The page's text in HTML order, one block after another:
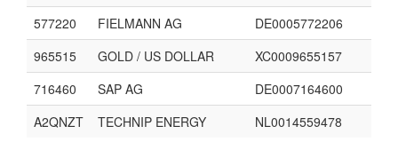
577220
FIELMANN AG
DE0005772206
965515
GOLD / US DOLLAR
XC0009655157
716460
SAP AG
DE0007164600
A2QNZT
TECHNIP ENERGY NL0014559478